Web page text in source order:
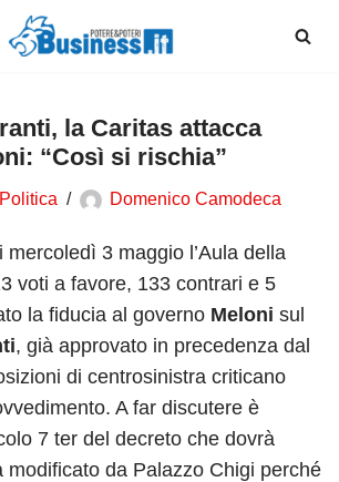
la Caritas attacca
“Così si rischia”
Politica Domenico Camodeca
mercoledì 3 maggio l’Aula della
voti a favore, 133 contrari e 5
la fiducia al governo Meloni sul
, già approvato in precedenza dal
di centrosinistra criticano
A far discutere è
7 ter del decreto che dovrà
modificato da Palazzo Chigi perché